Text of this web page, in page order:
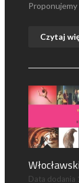
Czytaj
Data dodania